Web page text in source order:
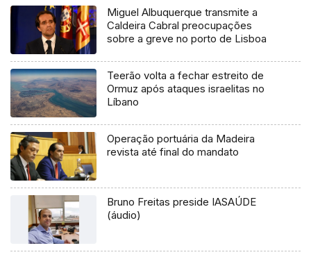
Miguel Albuquerque transmite a
Caldeira Cabral preocupações
sobre a greve no porto de Lisboa
Teerão volta a fechar estreito de
Ormuz após ataques israelitas no
Líbano
Operação portuária da Madeira
revista até final do mandato
Bruno Freitas preside IASAÚDE
(áudio)